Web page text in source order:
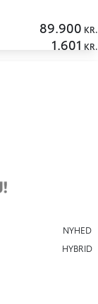
89.900 KR.
1.601 KR.
NYHED
HYBRID